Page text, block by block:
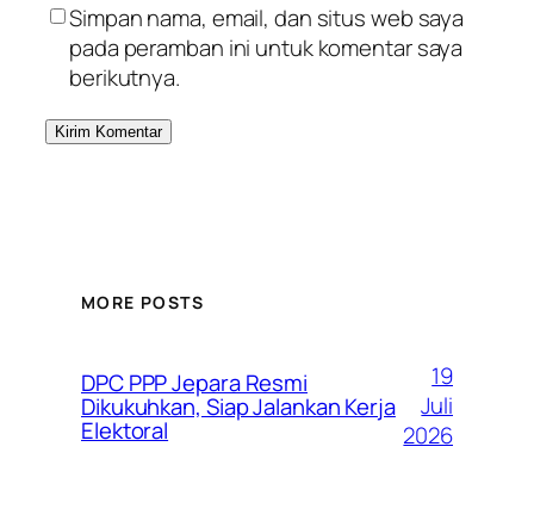
Simpan nama, email, dan situs web saya
pada peramban ini untuk komentar saya
berikutnya.
MORE POSTS
DPC PPP Jepara Resmi
Dikukuhkan, Siap Jalankan Kerja
Elektoral
19
Juli
2026